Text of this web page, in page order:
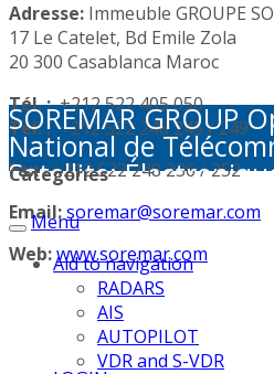
Adresse: Immeuble GROUPE
17 Le Catelet, Bd Emile Zola
20 300 Casablanca Maroc
Tél. :+212 522 405 050
Tél. :+212 522 248 245 / 249
Fax :+212 522 248 236 / 252
Email:soremar@soremar.com
Web:www.soremar.com
SOREMAR GROUP
National de
Satellite:
Activités Portuaires -
Sécurité en Mer -
par Satellite -
Géolocalisation -
Categories
Menu
Aid to navigation
RADARS
AIS
AUTOPILOT
VDR and S-VDR